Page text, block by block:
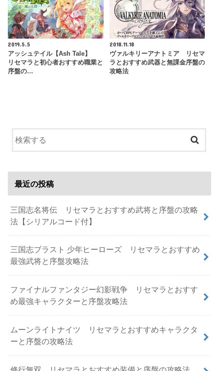
2019.5.5
アッシュテイル【Ash Tale】
リセマラと初心者おすすめ職業と
序盤の…
2018.11.18
ヴァルキリーアナトミア リセマ
ラとおすすめ武器と無課金序盤の
攻略法
最近の投稿
三国志名将伝 リセマラとおすすめ武将と序盤の攻略
法【シリアルコード付】
三国志ブラスト 少年ヒーローズ リセマラとおすすめ
最強武将と序盤攻略法
ファイナルファンタジー幻影戦争 リセマラとおすす
め最強キャラクターと序盤攻略法
ムーンライトナイツ リセマラとおすすめキャラクタ
ーと序盤の攻略法